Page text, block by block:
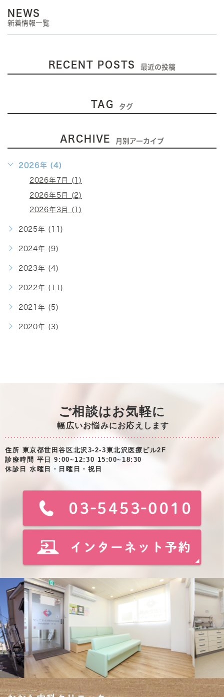
NEWS
新着情報一覧
RECENT POSTS 最近の投稿
TAG タグ
ARCHIVE 月別アーカイブ
2026年 (4)
2026年7月 (1)
2026年5月 (2)
2026年3月 (1)
2025年 (11)
2024年 (9)
2023年 (4)
2022年 (11)
2021年 (5)
2020年 (3)
ご相談はお気軽に
幅広いお悩みにお応えします
住所 東京都世田谷区北沢3-2-3東北沢医療ビル2F
診療時間 平日 9:00~12:30 15:00~18:30
休診日 水曜日・日曜日・祝日